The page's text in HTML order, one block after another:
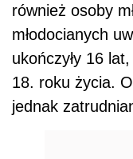
również osoby
młodocianych
ukończyły 16
18. roku życia.
jednak